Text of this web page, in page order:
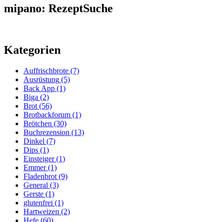
mipano: RezeptSuche
Kategorien
Auffrischbrote (7)
Ausrüstung (5)
Back App (1)
Biga (2)
Brot (56)
Brotbackforum (1)
Brötchen (30)
Buchrezension (13)
Dinkel (7)
Dips (1)
Einsteiger(1)
Emmer(1)
Fladenbrot (9)
General (3)
Gerste (1)
glutenfrei (1)
Hartweizen (2)